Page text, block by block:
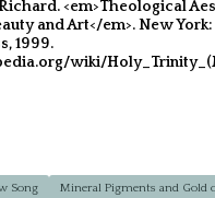
<em>Theological
and Art</em>. New
1999.
wiki/
Song
Mineral Pigments and Gold